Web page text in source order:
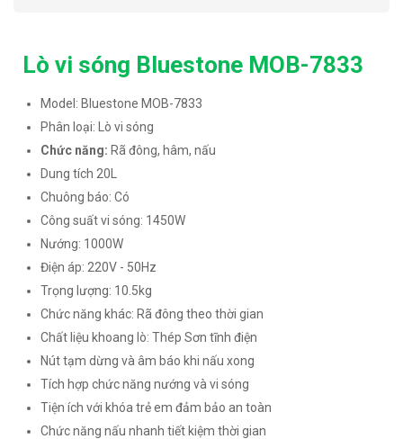
Lò vi sóng Bluestone MOB-7833
Model: Bluestone MOB-7833
Phân loại: Lò vi sóng
Chức năng: Rã đông, hâm, nấu
Dung tích 20L
Chuông báo: Có
Công suất vi sóng: 1450W
Nướng: 1000W
Điện áp: 220V - 50Hz
Trọng lượng: 10.5kg
Chức năng khác: Rã đông theo thời gian
Chất liệu khoang lò: Thép Sơn tĩnh điện
Nút tạm dừng và âm báo khi nấu xong
Tích hợp chức năng nướng và vi sóng
Tiện ích với khóa trẻ em đảm bảo an toàn
Chức năng nấu nhanh tiết kiệm thời gian